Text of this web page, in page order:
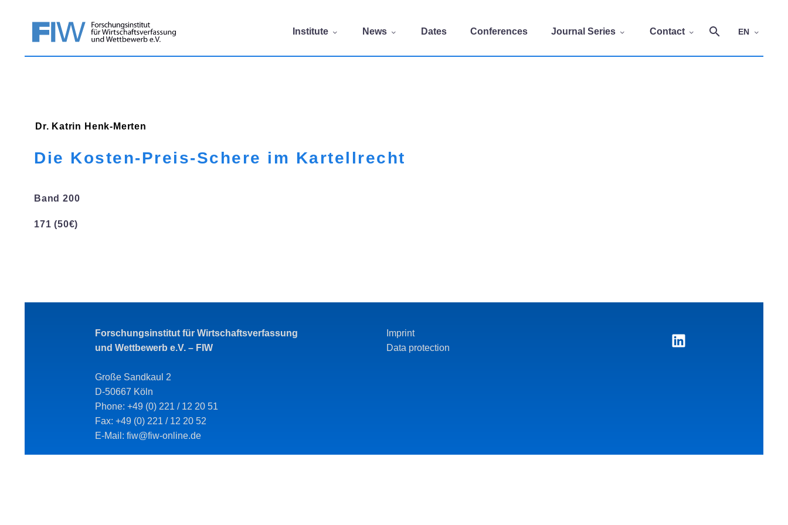
Institute News Dates Conferences Journal Series Contact EN
Dr. Katrin Henk-Merten
Die Kosten-Preis-Schere im Kartellrecht
Band 200
171 (50€)
Forschungsinstitut für Wirtschaftsverfassung
und Wettbewerb e.V. – FIW
Große Sandkaul 2
D-50667 Köln
Phone: +49 (0) 221 / 12 20 51
Fax: +49 (0) 221 / 12 20 52
E-Mail: fiw@fiw-online.de
Imprint
Data protection